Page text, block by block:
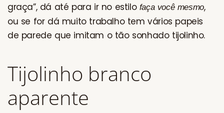
graça”, dá até para ir no estilo faça você mesmo,
ou se for dá muito trabalho tem vários papeis
de parede que imitam o tão sonhado tijolinho.
Tijolinho branco
aparente